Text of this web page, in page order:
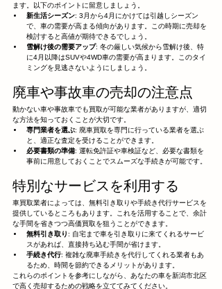
ます。以下のポイントに留意しましょう。
新生活シーズン: 3月から4月にかけては引越しシーズン
で、車の需要が高まる傾向があります。この時期に売却を
検討すると高値が期待できるでしょう。
雪解け後の需要アップ: 冬の厳しい気候から雪解け後、特
に4月以降はSUVや4WD車の需要が高まります。このタイ
ミングを見逃さないようにしましょう。
廃車や事故車の売却の注意点
動かない車や事故車でも買取が可能な業者がありますが、適切
な方法を知っておくことが大切です。
専門業者を選ぶ: 廃車買取を専門に行っている業者を選ぶ
と、適正な査定を受けることができます。
必要書類の準備: 運転免許証や車検証など、必要な書類を
事前に用意しておくことでスムーズな手続きが可能です。
特別なサービスを利用する
車買取業者によっては、無料引き取りや手続き代行サービスを
提供しているところもあります。これを活用することで、余計
な手間を省きつつ高価買取を狙うことができます。
無料引き取り: 自宅まで車を引き取りに来てくれるサービ
スがあれば、直接持ち込む手間が省けます。
手続き代行: 複雑な廃車手続きを代行してくれる業者もあ
るため、時間を節約できるメリットがあります。
これらのポイントを参考にしながら、あなたの車を新潟市北区
で高く売却するための戦略を立ててみてください。